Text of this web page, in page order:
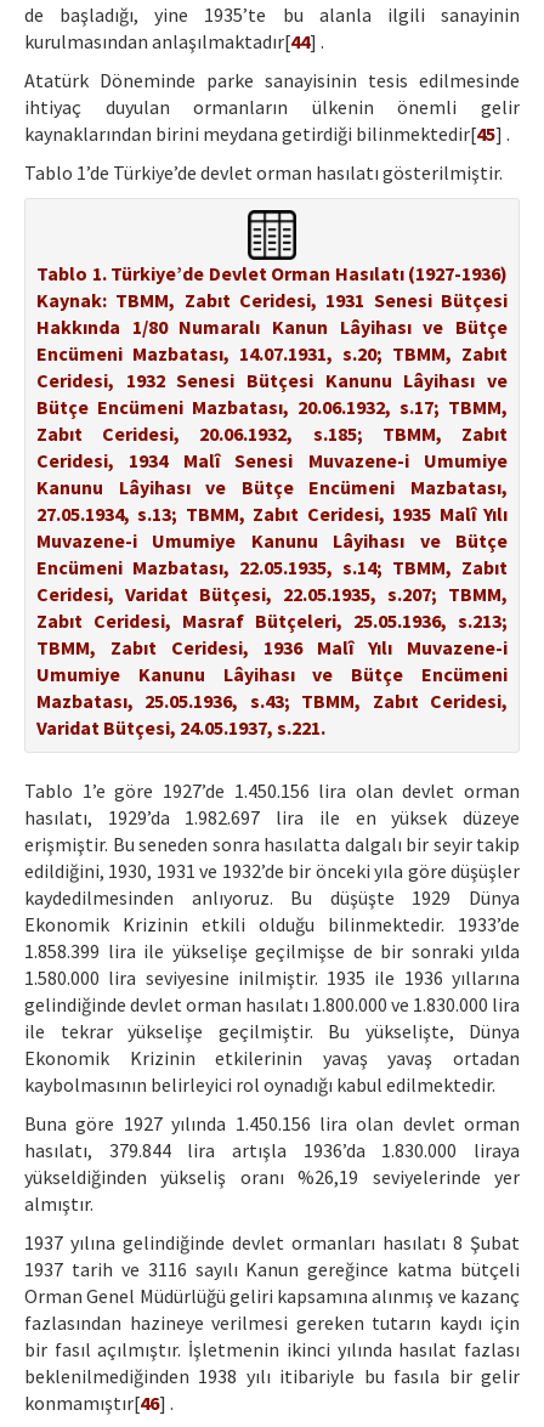
de başladığı, yine 1935’te bu alanla ilgili sanayinin
kurulmasından anlaşılmaktadır[44] .
Atatürk Döneminde parke sanayisinin tesis edilmesinde
ihtiyaç duyulan ormanların ülkenin önemli gelir
kaynaklarından birini meydana getirdiği bilinmektedir[45] .
Tablo 1’de Türkiye’de devlet orman hasılatı gösterilmiştir.
Tablo 1. Türkiye’de Devlet Orman Hasılatı (1927-1936)
Kaynak: TBMM, Zabıt Ceridesi, 1931 Senesi Bütçesi
Hakkında 1/80 Numaralı Kanun Lâyihası ve Bütçe
Encümeni Mazbatası, 14.07.1931, s.20; TBMM, Zabıt
Ceridesi, 1932 Senesi Bütçesi Kanunu Lâyihası ve
Bütçe Encümeni Mazbatası, 20.06.1932, s.17; TBMM,
Zabıt Ceridesi, 20.06.1932, s.185; TBMM, Zabıt
Ceridesi, 1934 Malî Senesi Muvazene-i Umumiye
Kanunu Lâyihası ve Bütçe Encümeni Mazbatası,
27.05.1934, s.13; TBMM, Zabıt Ceridesi, 1935 Malî Yılı
Muvazene-i Umumiye Kanunu Lâyihası ve Bütçe
Encümeni Mazbatası, 22.05.1935, s.14; TBMM, Zabıt
Ceridesi, Varidat Bütçesi, 22.05.1935, s.207; TBMM,
Zabıt Ceridesi, Masraf Bütçeleri, 25.05.1936, s.213;
TBMM, Zabıt Ceridesi, 1936 Malî Yılı Muvazene-i
Umumiye Kanunu Lâyihası ve Bütçe Encümeni
Mazbatası, 25.05.1936, s.43; TBMM, Zabıt Ceridesi,
Varidat Bütçesi, 24.05.1937, s.221.
Tablo 1’e göre 1927’de 1.450.156 lira olan devlet orman
hasılatı, 1929’da 1.982.697 lira ile en yüksek düzeye
erişmiştir. Bu seneden sonra hasılatta dalgalı bir seyir takip
edildiğini, 1930, 1931 ve 1932’de bir önceki yıla göre düşüşler
kaydedilmesinden anlıyoruz. Bu düşüşte 1929 Dünya
Ekonomik Krizinin etkili olduğu bilinmektedir. 1933’de
1.858.399 lira ile yükselişe geçilmişse de bir sonraki yılda
1.580.000 lira seviyesine inilmiştir. 1935 ile 1936 yıllarına
gelindiğinde devlet orman hasılatı 1.800.000 ve 1.830.000 lira
ile tekrar yükselişe geçilmiştir. Bu yükselişte, Dünya
Ekonomik Krizinin etkilerinin yavaş yavaş ortadan
kaybolmasının belirleyici rol oynadığı kabul edilmektedir.
Buna göre 1927 yılında 1.450.156 lira olan devlet orman
hasılatı, 379.844 lira artışla 1936’da 1.830.000 liraya
yükseldiğinden yükseliş oranı %26,19 seviyelerinde yer
almıştır.
1937 yılına gelindiğinde devlet ormanları hasılatı 8 Şubat
1937 tarih ve 3116 sayılı Kanun gereğince katma bütçeli
Orman Genel Müdürlüğü geliri kapsamına alınmış ve kazanç
fazlasından hazineye verilmesi gereken tutarın kaydı için
bir fasıl açılmıştır. İşletmenin ikinci yılında hasılat fazlası
beklenilmediğinden 1938 yılı itibariyle bu fasıla bir gelir
konmamıştır[46] .